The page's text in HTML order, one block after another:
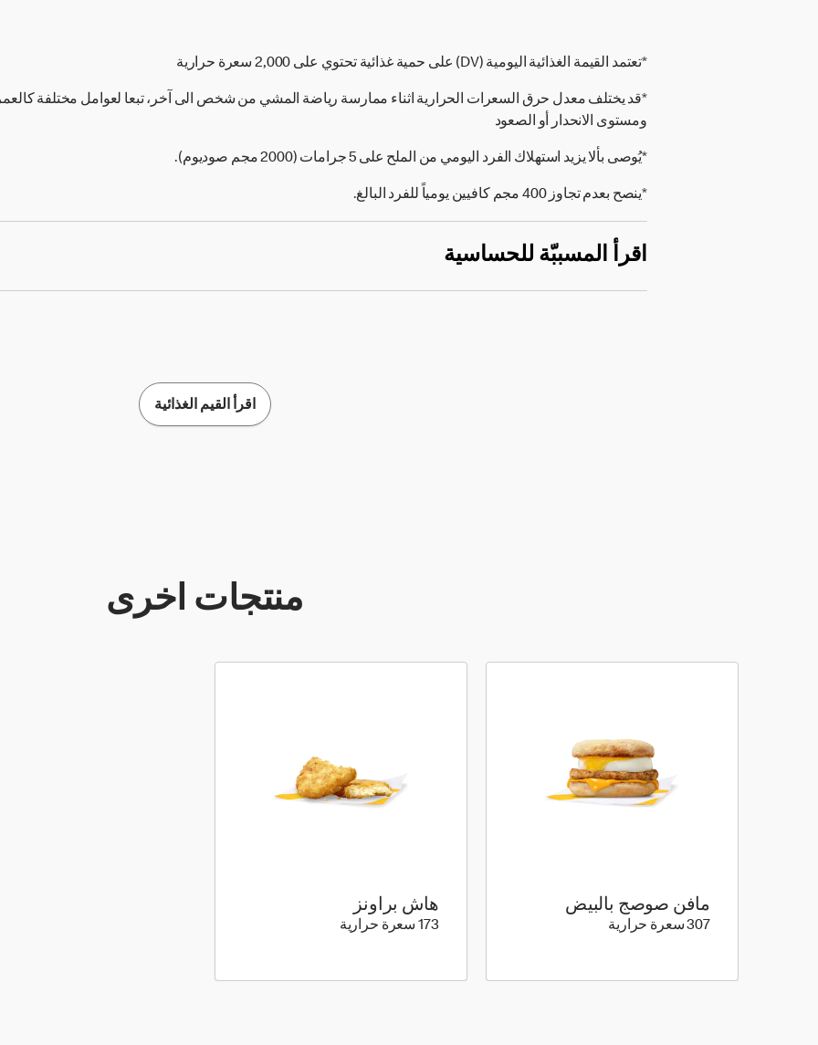
*تعتمد القيمة الغذائية اليومية (DV) على حمية غذائية تحتوي على 2,000 سعرة حرارية
*قد يختلف معدل حرق السعرات الحرارية اثناء ممارسة رياضة المشي من شخص الى آخر، تبعا لعوامل مختلفة
ومستوى الانحدار أو الصعود
*يُوصى بألا يزيد استهلاك الفرد اليومي من الملح على 5 جرامات (2000 مجم صوديوم).
*ينصح بعدم تجاوز 400 مجم كافيين يومياً للفرد البالغ.
اقرأ المسببّة للحساسية
اقرأ القيم الغذائية
منتجات اخرى
مافن صوصج بالبيض
307 سعرة حرارية 307 كيلو سعرة حرارية
هاش براونز
173 سعرة حرارية